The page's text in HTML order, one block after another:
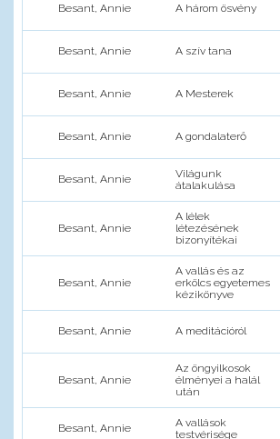
Besant, Annie A három ösvény
Besant, Annie A szív tana
Besant, Annie A Mesterek
Besant, Annie A gondalaterő
Besant, Annie
Világunk
átalakulása
Besant, Annie
A lélek
létezésének
bizonyítékai
Besant, Annie
A vallás és az
erkölcs egyetemes
kézikönyve
Besant, Annie A meditációról
Besant, Annie
Az öngyilkosok
élményei a halál
után
Besant, Annie
A vallások
testvérisége